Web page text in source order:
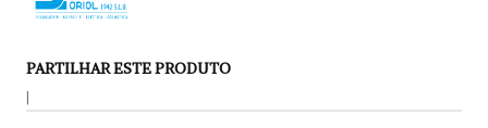
PARTILHAR ESTE PRODUTO
|